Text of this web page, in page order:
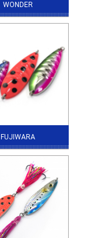
WONDER
FUJIWARA